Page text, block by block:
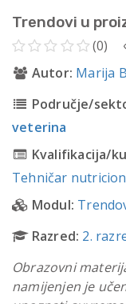
Trendovi u
(0)
Autor: Marija
Područje/
veterina
Kvalifikacija/
Tehničar
Modul:
Razred: 2.
Obrazovni
namijenjen je